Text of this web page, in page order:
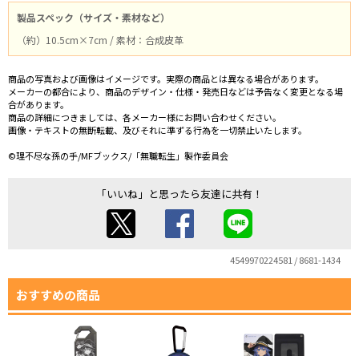
製品スペック（サイズ・素材など）
（約）10.5cm×7cm / 素材：合成皮革
商品の写真および画像はイメージです。実際の商品とは異なる場合があります。
メーカーの都合により、商品のデザイン・仕様・発売日などは予告なく変更となる場
合があります。
商品の詳細につきましては、各メーカー様にお問い合わせください。
画像・テキストの無断転載、及びそれに準ずる行為を一切禁止いたします。
©理不尽な孫の手/MFブックス/「無職転生」製作委員会
「いいね」と思ったら友達に共有！
4549970224581 / 8681-1434
おすすめの商品